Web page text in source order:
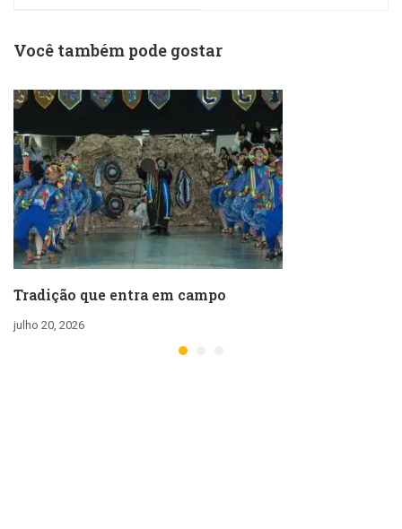
Você também pode gostar
Tradição que entra em campo
julho 20, 2026